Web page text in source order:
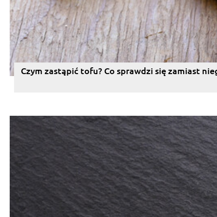
Czym zastąpić tofu? Co sprawdzi się zamiast